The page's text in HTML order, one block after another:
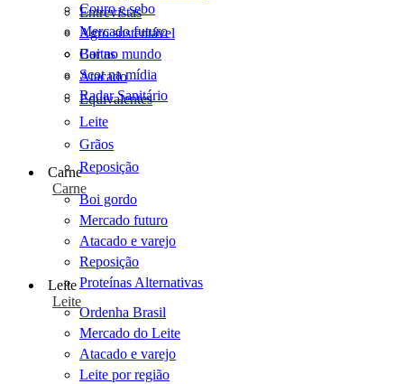
Entrevistas
Agro sustentável
Cartas
Scot na mídia
Radar Sanitário
Couro e sebo
Mercado futuro
Boi no mundo
Atacado
Equivalentes
Leite
Grãos
Reposição
Carne
Carne
Boi gordo
Mercado futuro
Atacado e varejo
Reposição
Proteínas Alternativas
Leite
Leite
Ordenha Brasil
Mercado do Leite
Atacado e varejo
Leite por região